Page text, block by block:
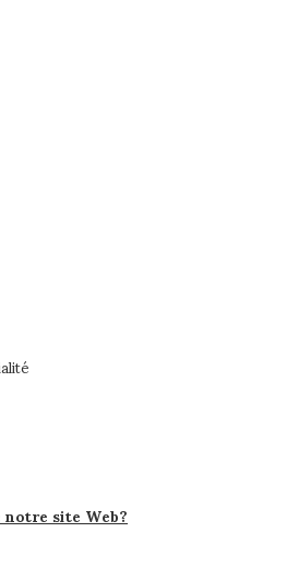
site Web?